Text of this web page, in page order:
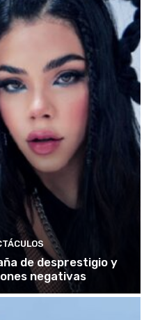
de desprestigio y
negativas